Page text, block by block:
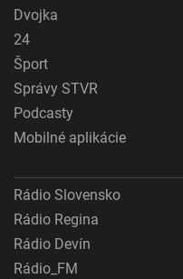
Dvojka
24
Šport
Správy STVR
Podcasty
Mobilné aplikácie
Rádio Slovensko
Rádio Regina
Rádio Devín
Rádio_FM